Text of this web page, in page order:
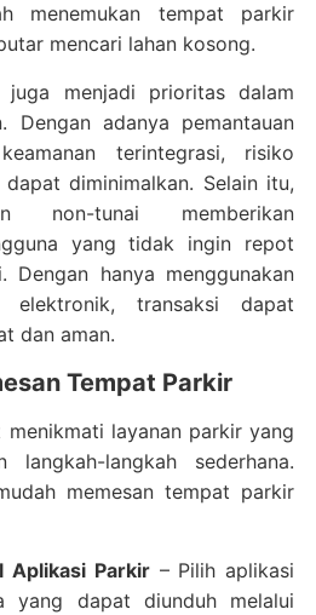
menemukan tempat parkir
mencari lahan kosong.
juga menjadi prioritas dalam
Dengan adanya pemantauan
terintegrasi, risiko
diminimalkan. Selain itu,
non-tunai memberikan
yang tidak ingin repot
Dengan hanya menggunakan
transaksi dapat
dan aman.
Tempat Parkir
layanan parkir yang
langkah sederhana.
memesan tempat parkir
Aplikasi Parkir– Pilih aplikasi
yang dapat diunduh melalui